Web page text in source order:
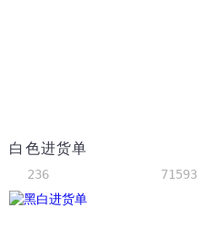
白色进货单
236 71593